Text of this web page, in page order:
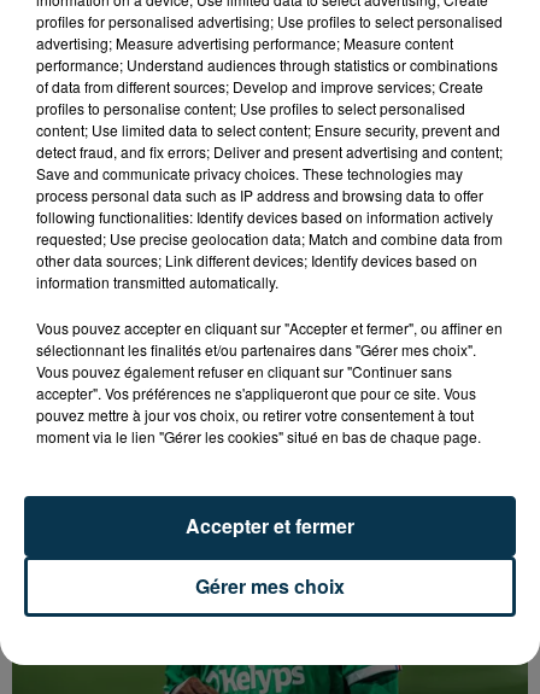
SAINT-ETIENNE : DÉPART DE FEU RUE ROGER
SALENGRO, LE SECTEUR À ÉVITER
profiles for personalised advertising; Use profiles to select personalised
advertising; Measure advertising performance; Measure content
performance; Understand audiences through statistics or combinations
of data from different sources; Develop and improve services; Create
profiles to personalise content; Use profiles to select personalised
content; Use limited data to select content; Ensure security, prevent and
detect fraud, and fix errors; Deliver and present advertising and content;
Save and communicate privacy choices. These technologies may
process personal data such as IP address and browsing data to offer
following functionalities: Identify devices based on information actively
requested; Use precise geolocation data; Match and combine data from
other data sources; Link different devices; Identify devices based on
information transmitted automatically.
Vous pouvez accepter en cliquant sur "Accepter et fermer", ou affiner en
sélectionnant les finalités et/ou partenaires dans "Gérer mes choix".
Vous pouvez également refuser en cliquant sur "Continuer sans
accepter". Vos préférences ne s'appliqueront que pour ce site. Vous
pouvez mettre à jour vos choix, ou retirer votre consentement à tout
moment via le lien "Gérer les cookies" situé en bas de chaque page.
Gérer mes choix
Accepter et fermer